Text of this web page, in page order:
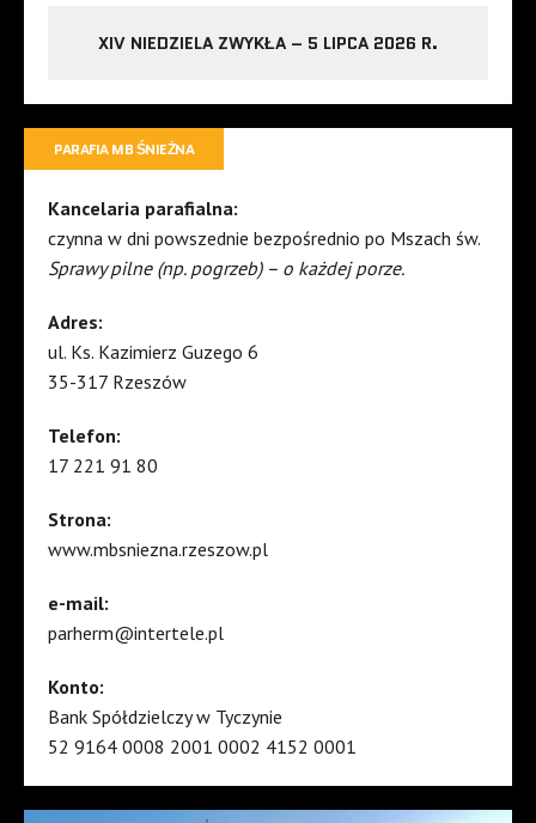
XIV NIEDZIELA ZWYKŁA – 5 LIPCA 2026 R.
PARAFIA MB ŚNIEŻNA
Kancelaria parafialna:
czynna w dni powszednie bezpośrednio po Mszach św.
Sprawy pilne (np. pogrzeb) – o każdej porze.
Adres:
ul. Ks. Kazimierz Guzego 6
35-317 Rzeszów
Telefon:
17 221 91 80
Strona:
www.mbsniezna.rzeszow.pl
e-mail:
parherm@intertele.pl
Konto:
Bank Spółdzielczy w Tyczynie
52 9164 0008 2001 0002 4152 0001